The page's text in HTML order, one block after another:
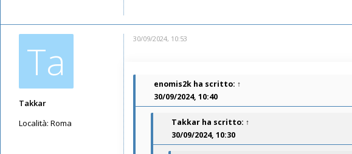
Ta
Takkar
Località: Roma
30/09/2024, 10:53
enomis2k ha scritto: ↑
30/09/2024, 10:40
Takkar ha scritto: ↑
30/09/2024, 10:30